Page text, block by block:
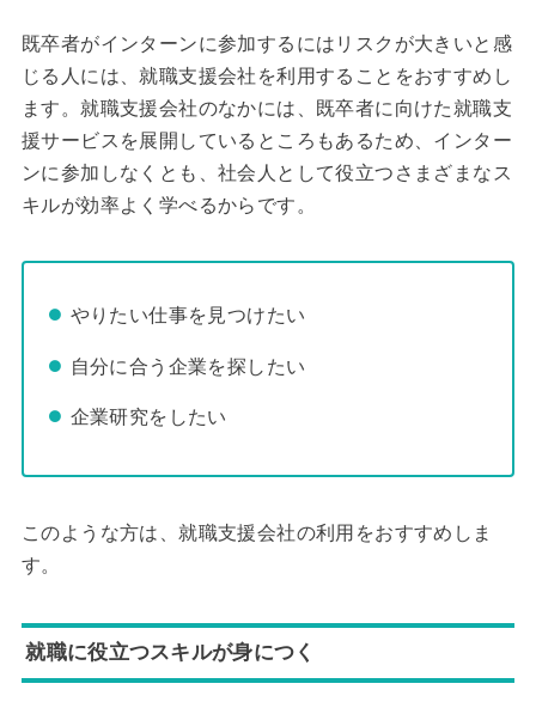
既卒者がインターンに参加するにはリスクが大きいと感
じる人には、就職支援会社を利用することをおすすめし
ます。就職支援会社のなかには、既卒者に向けた就職支
援サービスを展開しているところもあるため、インター
ンに参加しなくとも、社会人として役立つさまざまなス
キルが効率よく学べるからです。
やりたい仕事を見つけたい
自分に合う企業を探したい
企業研究をしたい
このような方は、就職支援会社の利用をおすすめしま
す。
就職に役立つスキルが身につく